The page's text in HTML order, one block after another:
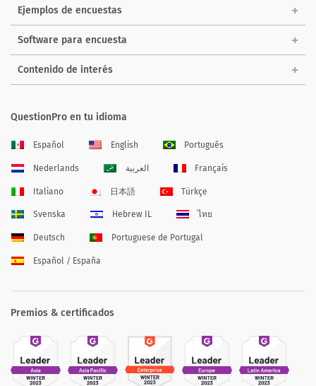
Ejemplos de encuestas
Software para encuesta
Contenido de interés
QuestionPro en tu idioma
Español English Português
Nederlands العربية Français
Italiano 日本語 Türkçe
Svenska Hebrew IL ไทย
Deutsch Portuguese de Portugal
Español / España
Premios & certificados